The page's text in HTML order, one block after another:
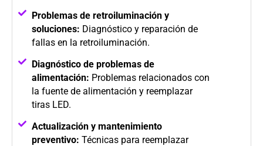
Problemas de retroiluminación y
soluciones: Diagnóstico y reparación de
fallas en la retroiluminación.
Diagnóstico de problemas de
alimentación: Problemas relacionados con
la fuente de alimentación y reemplazar
tiras LED.
Actualización y mantenimiento
preventivo: Técnicas para reemplazar